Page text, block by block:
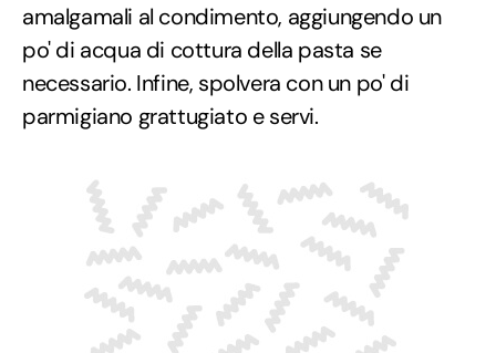
amalgamali al condimento, aggiungendo un
po' di acqua di cottura della pasta se
necessario. Infine, spolvera con un po' di
parmigiano grattugiato e servi.